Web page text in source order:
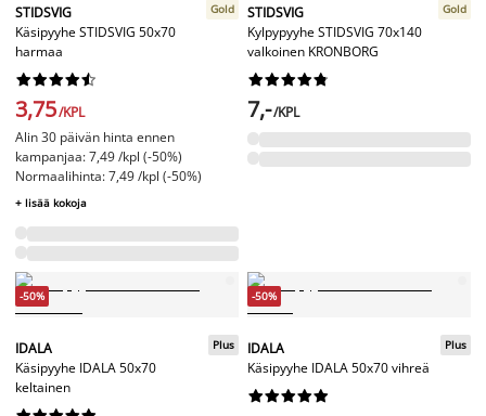
STIDSVIG
Käsipyyhe STIDSVIG 50x70
harmaa
Gold






3,75/KPL
Alin 30 päivän hinta ennen
kampanjaa: 7,49 /kpl (-50%)
Normaalihinta: 7,49 /kpl (-50%)
+ lisää kokoja
STIDSVIG
Kylpypyyhe STIDSVIG 70x140
valkoinen KRONBORG
Gold






7,-/KPL
-50%
IDALA
Käsipyyhe IDALA 50x70
keltainen
Plus
-50%
IDALA
Käsipyyhe IDALA 50x70 vihreä
Plus





